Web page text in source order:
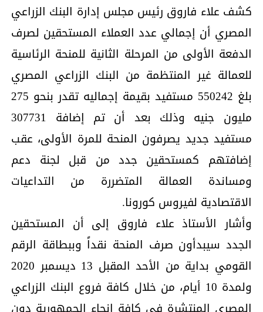
كشف علاء فاروق رئيس مجلس إدارة البنك الزراعي
المصري أن إجمالي عدد العملاء المستحقين لصرف
الدفعة الأولى من المرحلة الثانية للمنحة الرئاسية
للعمالة غير المنتظمة من البنك الزراعي المصري
بلغ 550242 مستفيد بقيمة إجماليه تقدر بنحو 275
مليون جنيه وذلك بعد أن تم إضافة 307731
مستفيد جديد يصرفون المنحة للمرة الأولى، عقب
إضافتهم كمستحقين جدد من قبل لجنة دعم
ومساندة العمالة المتضررة من التداعيات
الاقتصادية لفيروس كورونا.
وأشار الأستاذ علاء فاروق إلى أن المستحقين
الجدد سيبدأون صرف المنحة نقداً وببطاقة الرقم
القومي بداية من الأحد المقبل 13 ديسمبر 2020
ولمدة 10 أيام، من خلال كافة فروع البنك الزراعي